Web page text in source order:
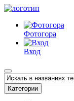
Фотогора
Вход
Категории